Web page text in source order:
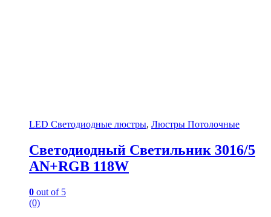
LED Светодиодные люстры, Люстры Потолочные
Светодиодный Светильник 3016/5
AN+RGB 118W
0 out of 5
(0)